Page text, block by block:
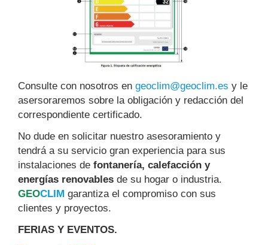
Consulte con nosotros en geoclim geoclim.es y le
asersoraremos sobre la obligación y redacción del
correspondiente certificado.
No dude en solicitar nuestro asesoramiento y
tendrá a su servicio gran experiencia para sus
instalaciones de fontanería, calefacción y
energías renovables de su hogar o industria.
GEOCLIM garantiza el compromiso con sus
clientes y proyectos.
FERIAS Y EVENTOS.